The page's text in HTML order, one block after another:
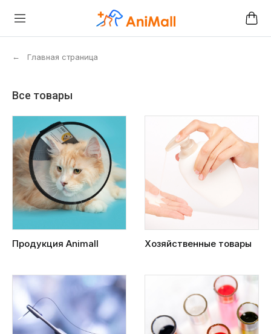
← Главная страница
Все товары
Продукция Animall Хозяйственные товары